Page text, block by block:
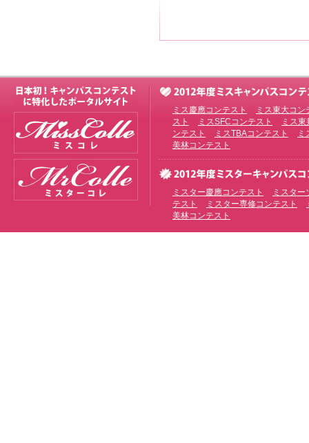
ミス慶應コンテスト
ミス東大コン
スト
ミスSFCコンテスト
ミス
ンテスト
ミスTBAコンテスト
ミ
美林コンテスト
ミスター慶應コンテスト
ミスタ
テスト
ミスター専修コンテスト
美林コンテスト